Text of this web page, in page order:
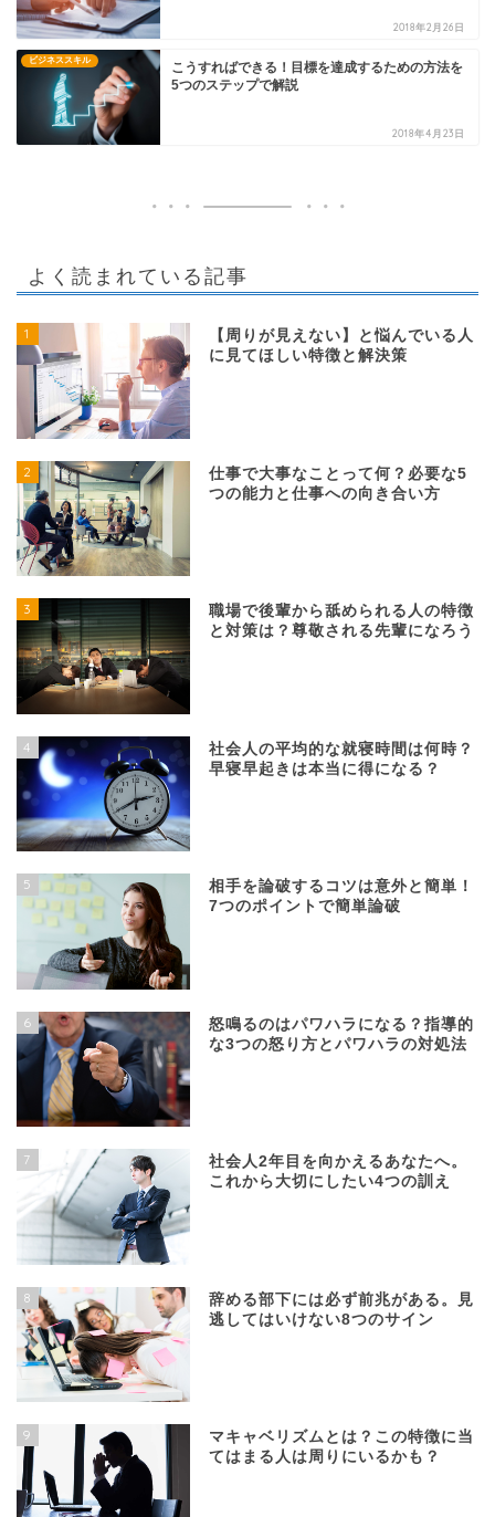
2018年2月26日
ビジネススキル
こうすればできる！目標を達成するための方法を
5つのステップで解説
2018年4月23日
よく読まれている記事
1
【周りが見えない】と悩んでいる人
に見てほしい特徴と解決策
2
仕事で大事なことって何？必要な5
つの能力と仕事への向き合い方
3
職場で後輩から舐められる人の特徴
と対策は？尊敬される先輩になろう
4
社会人の平均的な就寝時間は何時？
早寝早起きは本当に得になる？
5
相手を論破するコツは意外と簡単！
7つのポイントで簡単論破
6
怒鳴るのはパワハラになる？指導的
な3つの怒り方とパワハラの対処法
7
社会人2年目を向かえるあなたへ。
これから大切にしたい4つの訓え
8
辞める部下には必ず前兆がある。見
逃してはいけない8つのサイン
9
マキャベリズムとは？この特徴に当
てはまる人は周りにいるかも？